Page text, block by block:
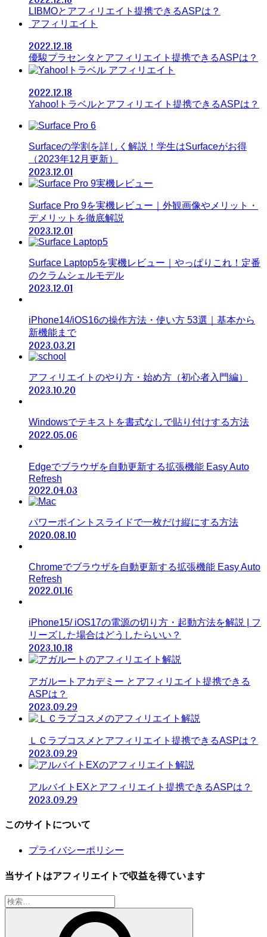
LIBMOとアフィリエイト提携できるASPは？
アフィリエイト
2022.12.18
優駿プラセンタとアフィリエイト提携できるASPは？
アフィリエイト
2022.12.18
Yahoo!トラベルとアフィリエイト提携できるASPは？
Surfaceの学割を詳しく解説！学生はSurfaceがお得
（2023年12月更新）
2023.12.01
Surface Pro 9を実機レビュー｜外観画像やメリット・
デメリットを徹底解説
2023.12.01
Surface Laptop5を実機レビュー｜やっぱりこれ！定番
のクラムシェルモデル
2023.12.01
iPhone14/iOS16の操作方法・使い方 53選｜基本から
新機能まで
2023.03.21
アフィリエイトのやり方・始め方（初心者入門編）
2023.10.20
Windowsでテキストを書式なしで貼り付けする方法
2022.05.06
Edgeでブラウザを自動更新する拡張機能 Easy Auto
Refresh
2022.04.03
パワーポイントスライドで一枚だけ縦にする方法
2020.08.10
Chromeでブラウザを自動更新する拡張機能 Easy Auto
Refresh
2022.01.16
iPhone15/ iOS17の電源の切り方・起動方法を解説 | フ
リーズした場合はどうしたらいい？
2023.10.18
アガルートアカデミー とアフィリエイト提携できる
ASPは？
2023.09.29
ＬＣラブコスメとアフィリエイト提携できるASPは？
2023.09.29
アルバイトEXとアフィリエイト提携できるASPは？
2023.09.29
このサイトについて
プライバシーポリシー
当サイトはアフィリエイトで収益を得ています
検
索: